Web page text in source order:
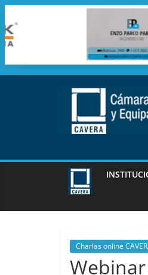
de
vivienda
Charlas online
Webinar